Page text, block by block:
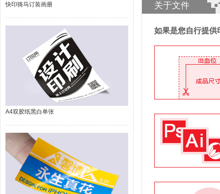
快印骑马订装画册
A4双胶纸黑白单张
关于文件
如果是您自行提供